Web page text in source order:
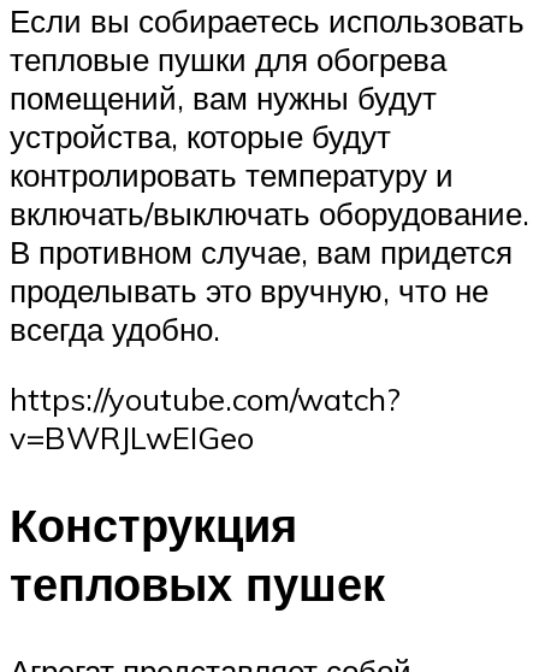
Если вы собираетесь использовать
тепловые пушки для обогрева
помещений, вам нужны будут
устройства, которые будут
контролировать температуру и
включать/выключать оборудование.
В противном случае, вам придется
проделывать это вручную, что не
всегда удобно.
https://youtube.com/watch?
v=BWRJLwEIGeo
Конструкция
тепловых пушек